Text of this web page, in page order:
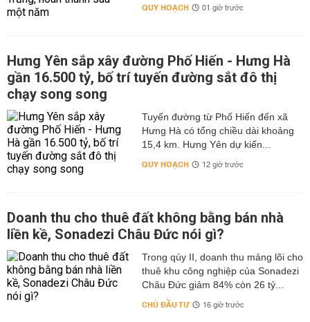
QUY HOẠCH 01 giờ trước
Hưng Yên sắp xây đường Phố Hiến - Hưng Hà
gần 16.500 tỷ, bố trí tuyến đường sắt đô thị
chạy song song
Tuyến đường từ Phố Hiến đến xã
Hưng Hà có tổng chiều dài khoảng
15,4 km. Hưng Yên dự kiến...
QUY HOẠCH 12 giờ trước
Doanh thu cho thuê đất không bằng bán nhà
liền kề, Sonadezi Châu Đức nói gì?
Trong qúy II, doanh thu mảng lõi cho
thuê khu công nghiệp của Sonadezi
Châu Đức giảm 84% còn 26 tỷ...
CHỦ ĐẦU TƯ 16 giờ trước